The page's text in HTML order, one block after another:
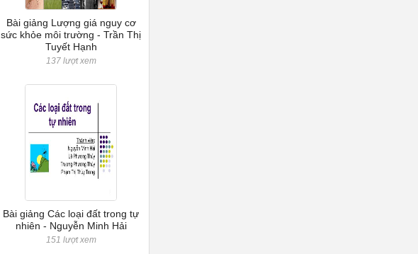
Bài giảng Lượng giá nguy cơ
sức khỏe môi trường - Trần Thị
Tuyết Hạnh
137 lượt xem
Bài giảng Các loại đất trong tự
nhiên - Nguyễn Minh Hải
151 lượt xem